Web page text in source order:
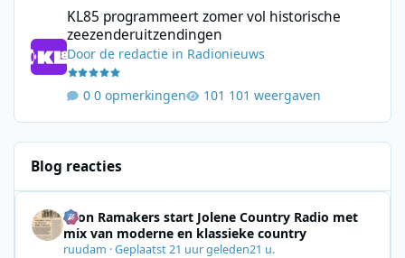
KL85 programmeert zomer vol historische
zeezenderuitzendingen
Doorde redactie in Radionieuws
0 opmerkingen 101 weergaven
Blog reacties
Leon Ramakers start Jolene Country Radio met
mix van moderne en klassieke country
ruudam ·Geplaatst21 uur geleden21 u.